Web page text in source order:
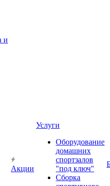
Акции
Услуги
Оборудование
домашних
спортзалов
"под ключ"
Сборка